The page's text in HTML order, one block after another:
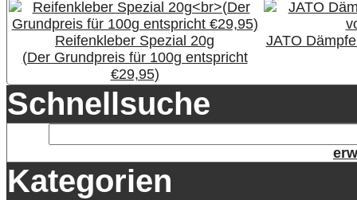
Reifenkleber Spezial 20g
(Der Grundpreis für 100g entspricht
€29,95)
JATO
Schnellsuche
Kategorien